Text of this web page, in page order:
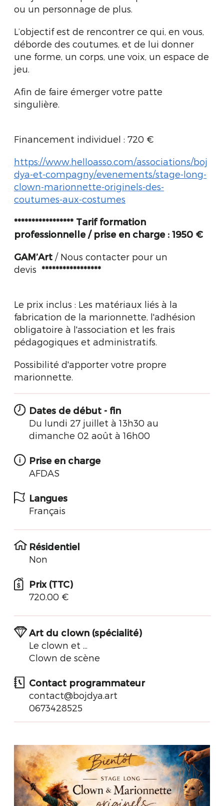
ou un personnage de plus.
L’objectif est de rencontrer ce qui, en vous,
déborde des coutumes, et de lui donner
une forme, un corps, une voix, un espace de
jeu.
Afin de faire émerger votre patte
singulière.
Financement individuel : 720 €
https://www.helloasso.com/associations/boj
dya-et-compagny/evenements/stage-long-
clown-marionnette-originels-des-
coutumes-aux-costumes
***************** Tarif formation
professionnelle / prise en charge : 1950 €
GAM’Art / Nous contacter pour un
devis *****************
Le prix inclus : Les matériaux liés à la
fabrication de la marionnette, l'adhésion
obligatoire à l'association et les frais
pédagogiques et administratifs.
Possibilité d'apporter votre propre
marionnette.
Dates de début - fin
Du lundi 27 juillet à 13h30 au
dimanche 02 août à 16h00
Prise en charge
AFDAS
Langues
Français
Résidentiel
Non
Prix (TTC)
720.00 €
Art du clown (spécialité)
Le clown et ...
Clown de scène
Contact programmateur
contact@bojdya.art
0673428525